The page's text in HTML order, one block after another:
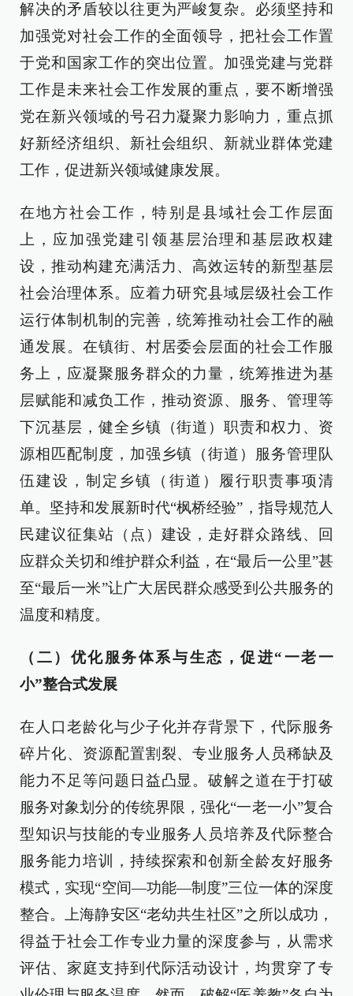
解决的矛盾较以往更为严峻复杂。必须坚持和
加强党对社会工作的全面领导，把社会工作置
于党和国家工作的突出位置。加强党建与党群
工作是未来社会工作发展的重点，要不断增强
党在新兴领域的号召力凝聚力影响力，重点抓
好新经济组织、新社会组织、新就业群体党建
工作，促进新兴领域健康发展。
在地方社会工作，特别是县域社会工作层面
上，应加强党建引领基层治理和基层政权建
设，推动构建充满活力、高效运转的新型基层
社会治理体系。应着力研究县域层级社会工作
运行体制机制的完善，统筹推动社会工作的融
通发展。在镇街、村居委会层面的社会工作服
务上，应凝聚服务群众的力量，统筹推进为基
层赋能和减负工作，推动资源、服务、管理等
下沉基层，健全乡镇（街道）职责和权力、资
源相匹配制度，加强乡镇（街道）服务管理队
伍建设，制定乡镇（街道）履行职责事项清
单。坚持和发展新时代“枫桥经验”，指导规范人
民建议征集站（点）建设，走好群众路线、回
应群众关切和维护群众利益，在“最后一公里”甚
至“最后一米”让广大居民群众感受到公共服务的
温度和精度。
（二）优化服务体系与生态，促进“一老一
小”整合式发展
在人口老龄化与少子化并存背景下，代际服务
碎片化、资源配置割裂、专业服务人员稀缺及
能力不足等问题日益凸显。破解之道在于打破
服务对象划分的传统界限，强化“一老一小”复合
型知识与技能的专业服务人员培养及代际整合
服务能力培训，持续探索和创新全龄友好服务
模式，实现“空间—功能—制度”三位一体的深度
整合。上海静安区“老幼共生社区”之所以成功，
得益于社会工作专业力量的深度参与，从需求
评估、家庭支持到代际活动设计，均贯穿了专